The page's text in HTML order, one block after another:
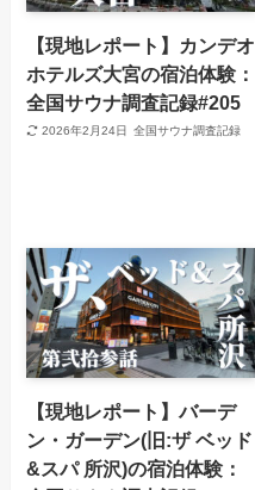
【現地レポート】カンデオ
ホテルズ大宮の宿泊体験：
全国サウナ調査記録#205
2026年2月24日 全国サウナ調査記録
【現地レポート】バーデ
ン・ガーデン(旧:ザ ベッド
&スパ 所沢)の宿泊体験：